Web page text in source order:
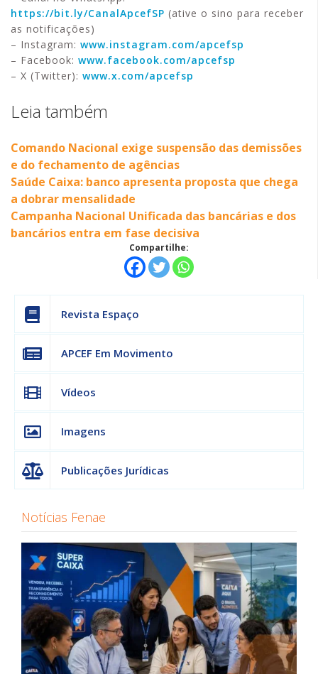
https://bit.ly/CanalApcefSP (ative o sino para receber
as notificações)
– Instagram: www.instagram.com/apcefsp
– Facebook: www.facebook.com/apcefsp
– X (Twitter): www.x.com/apcefsp
Leia também
Comando Nacional exige suspensão das demissões
e do fechamento de agências
Saúde Caixa: banco apresenta proposta que chega
a dobrar mensalidade
Campanha Nacional Unificada das bancárias e dos
bancários entra em fase decisiva
Compartilhe:
Revista Espaço
APCEF Em Movimento
Vídeos
Imagens
Publicações Jurídicas
Notícias Fenae